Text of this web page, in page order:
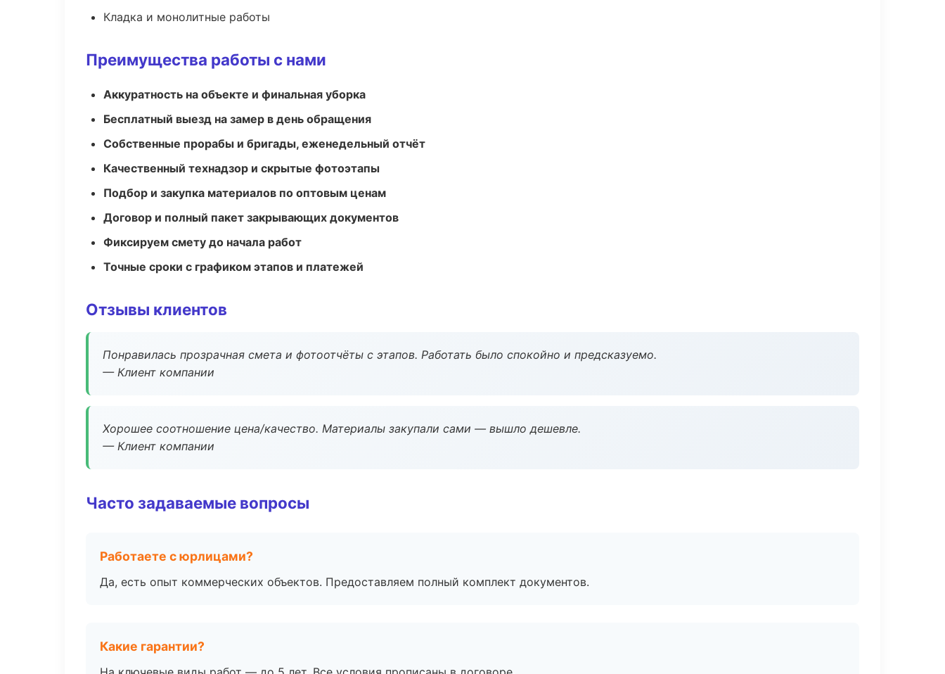
Кладка и монолитные работы
Преимущества работы с нами
Аккуратность на объекте и финальная уборка
Бесплатный выезд на замер в день обращения
Собственные прорабы и бригады, еженедельный отчёт
Качественный технадзор и скрытые фотоэтапы
Подбор и закупка материалов по оптовым ценам
Договор и полный пакет закрывающих документов
Фиксируем смету до начала работ
Точные сроки с графиком этапов и платежей
Отзывы клиентов
Понравилась прозрачная смета и фотоотчёты с этапов. Работать было спокойно и предсказуемо.
— Клиент компании
Хорошее соотношение цена/качество. Материалы закупали сами — вышло дешевле.
— Клиент компании
Часто задаваемые вопросы
Работаете с юрлицами?
Да, есть опыт коммерческих объектов. Предоставляем полный комплект документов.
Какие гарантии?